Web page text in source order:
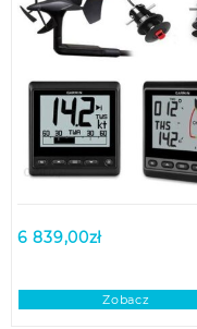
6 839,00zł
Zobacz